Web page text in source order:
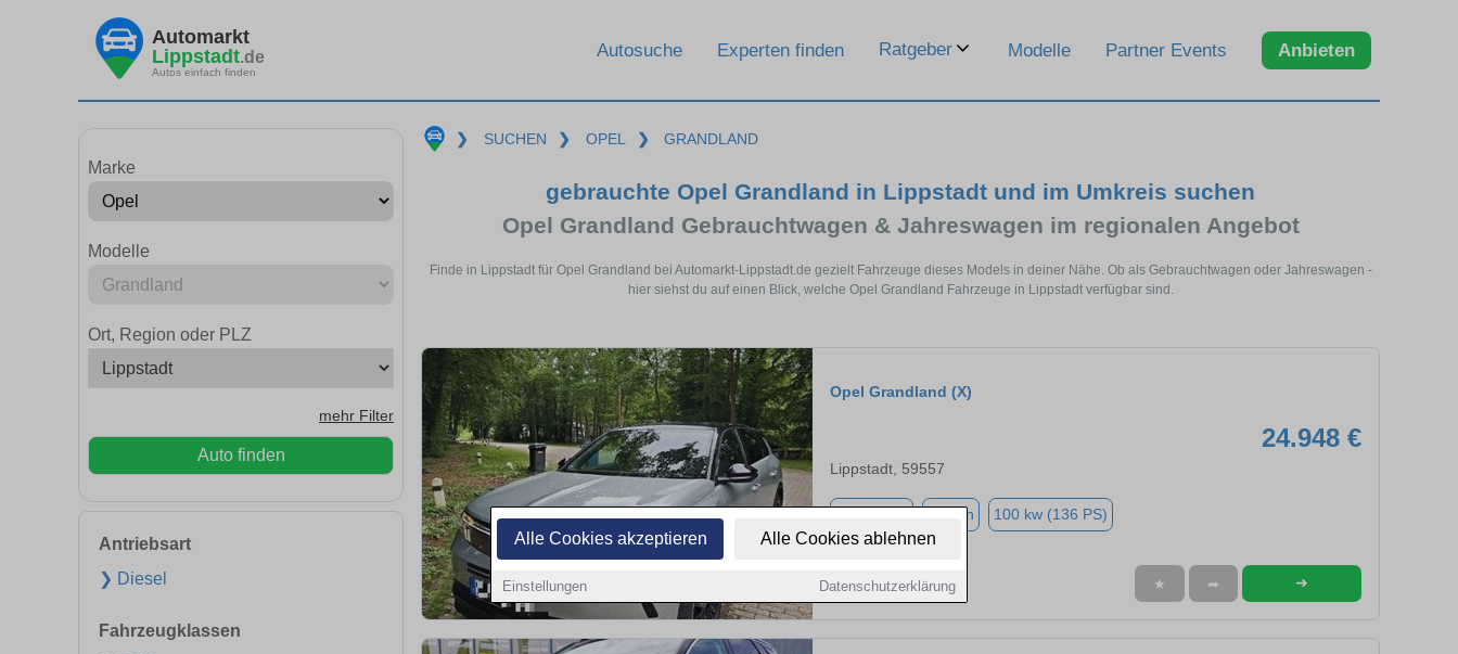
Alle Cookies akzeptieren Alle Cookies ablehnen
Einstellungen Datenschutzerklärung
Automarkt
Lippstadt.de
Autos einfach finden
Autosuche Experten finden Ratgeber Modelle Partner Events Anbieten
Marke
Modelle
Ort, Region oder PLZ
mehr Filter
Auto finden
Antriebsart
❯ Diesel
Fahrzeugklassen
❯ SUCHEN ❯ OPEL ❯ GRANDLAND
gebrauchte Opel Grandland in Lippstadt und im Umkreis suchen
Opel Grandland Gebrauchtwagen & Jahreswagen im regionalen Angebot
Finde in Lippstadt für Opel Grandland bei Automarkt-Lippstadt.de gezielt Fahrzeuge dieses Models in deiner Nähe. Ob als Gebrauchtwagen oder Jahreswagen -
hier siehst du auf einen Blick, welche Opel Grandland Fahrzeuge in Lippstadt verfügbar sind.
Opel Grandland (X)
24.948 €
Lippstadt, 59557
Benzin 100 kw (136 PS)
★ ➦ ➜